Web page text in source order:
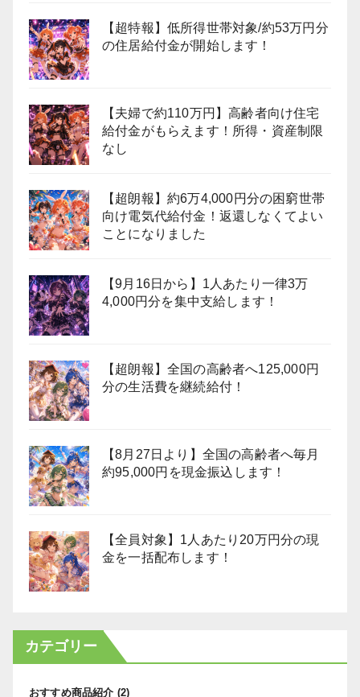
【超特報】低所得世帯対象/約53万円分
の住居給付金が開始します！
【夫婦で約110万円】高齢者向け住宅
給付金がもらえます！所得・資産制限
なし
【超朗報】約6万4,000円分の困窮世帯
向け電気代給付金！返還しなくてよい
ことになりました
【9月16日から】1人あたり一律3万
4,000円分を集中支給します！
【超朗報】全国の高齢者へ125,000円
分の生活費を継続給付！
【8月27日より】全国の高齢者へ毎月
約95,000円を現金振込します！
【全員対象】1人あたり20万円分の現
金を一括配布します！
カテゴリー
おすすめ商品紹介 (2)